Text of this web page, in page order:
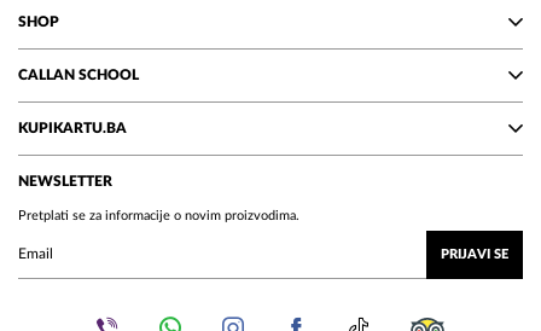
SHOP
CALLAN SCHOOL
KUPIKARTU.BA
NEWSLETTER
Pretplati se za informacije o novim proizvodima.
PRIJAVI SE